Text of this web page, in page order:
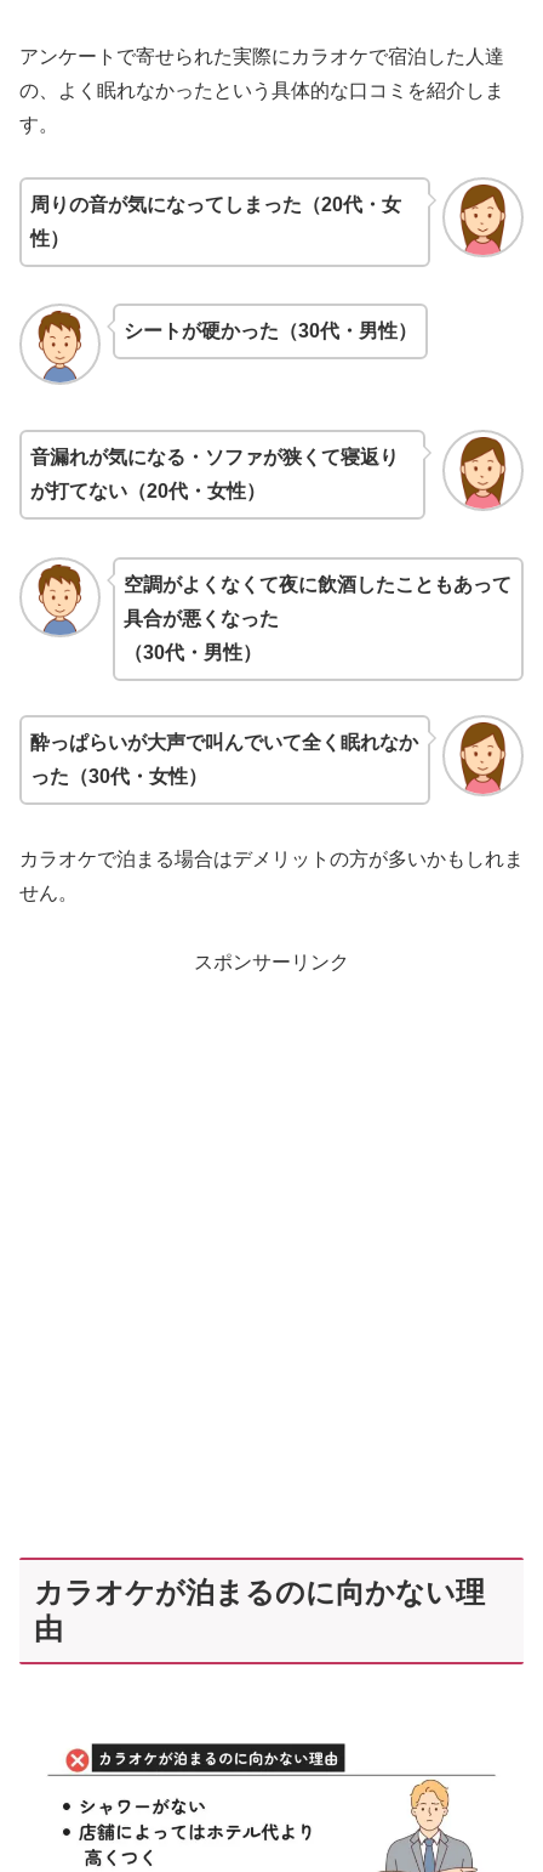
アンケートで寄せられた実際にカラオケで宿泊した人達
の、よく眠れなかったという具体的な口コミを紹介しま
す。
周りの音が気になってしまった（20代・女
性）
シートが硬かった（30代・男性）
音漏れが気になる・ソファが狭くて寝返り
が打てない（20代・女性）
空調がよくなくて夜に飲酒したこともあって
具合が悪くなった
（30代・男性）
酔っぱらいが大声で叫んでいて全く眠れなか
った（30代・女性）
カラオケで泊まる場合はデメリットの方が多いかもしれま
せん。
スポンサーリンク
カラオケが泊まるのに向かない理
由